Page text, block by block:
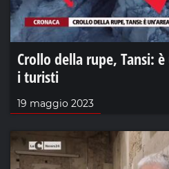
Crollo della rupe, Tansi:
i turisti
19 maggio 2023